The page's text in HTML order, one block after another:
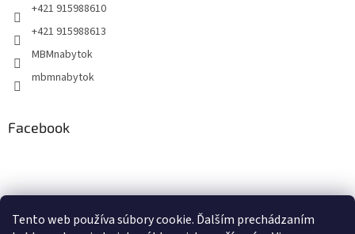
Tento web používa súbory cookie. Ďalším prechádzaním
+421 915988610
+421 915988613
MBMnabytok
mbmnabytok
Facebook